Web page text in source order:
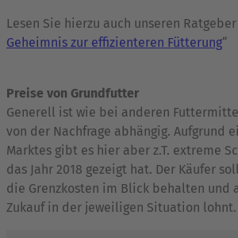
Lesen Sie hierzu auch unseren Ratgeber „
Geheimnis zur effizienteren Fütterung“
Preise von Grundfutter
Generell ist wie bei anderen
von der Nachfrage abhängig. Aufgrund
Marktes gibt es hier aber z.T. extreme
das Jahr 2018 gezeigt hat. Der Käufer
die Grenzkosten im Blick behalten und
Zukauf in der jeweiligen Situation lohnt.